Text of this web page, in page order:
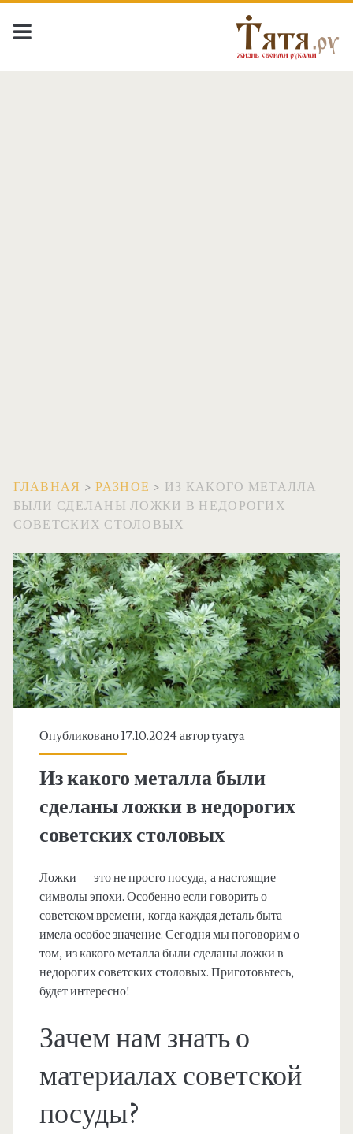
ГЛАВНАЯ >РАЗНОЕ > ИЗ КАКОГО МЕТАЛЛА
БЫЛИ СДЕЛАНЫ ЛОЖКИ В НЕДОРОГИХ
СОВЕТСКИХ СТОЛОВЫХ
Опубликовано 17.10.2024 авторtyatya
Из какого металла были
сделаны ложки в недорогих
советских столовых
Ложки — это не просто посуда, а настоящие
символы эпохи. Особенно если говорить о
советском времени, когда каждая деталь быта
имела особое значение. Сегодня мы поговорим о
том, из какого металла были сделаны ложки в
недорогих советских столовых. Приготовьтесь,
будет интересно!
Зачем нам знать о
материалах советской
посуды?